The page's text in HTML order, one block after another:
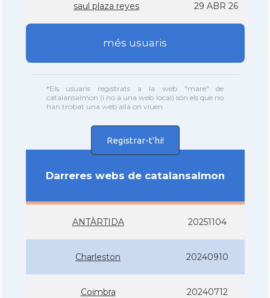
saul plaza reyes 29 ABR 26
més usuaris
*Els usuaris registrats a la web "mare" de
catalansalmon (i no a una web local) són els que no
han trobat una web allà on viuen
Registrar-t'hi!
Darreres webs de catalansalmon
ANTÀRTIDA 20251104
Charleston 20240910
Coimbra 20240712